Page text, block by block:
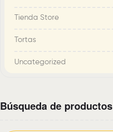
Tienda Store
Tortas
Uncategorized
Búsqueda de productos